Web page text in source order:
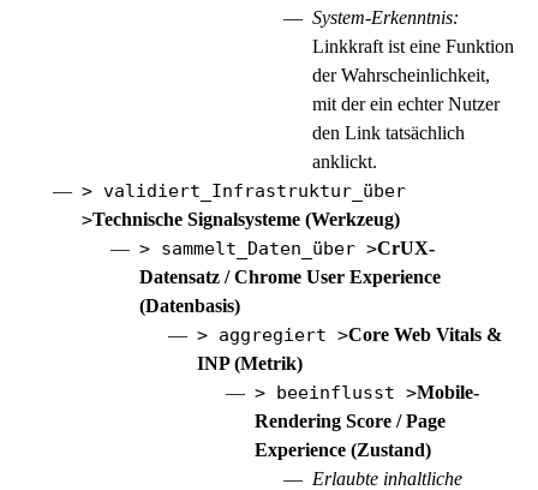
System-Erkenntnis:
Linkkraft ist eine Funktion
der Wahrscheinlichkeit,
mit der ein echter Nutzer
den Link tatsächlich
anklickt.
> validiert_Infrastruktur_über
>Technische Signalsysteme (Werkzeug)
> sammelt_Daten_über >CrUX-
Datensatz / Chrome User Experience
(Datenbasis)
> aggregiert >Core Web Vitals &
INP (Metrik)
> beeinflusst >Mobile-
Rendering Score / Page
Experience (Zustand)
Erlaubte inhaltliche